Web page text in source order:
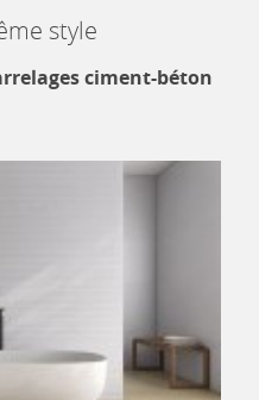
style
ciment-béton